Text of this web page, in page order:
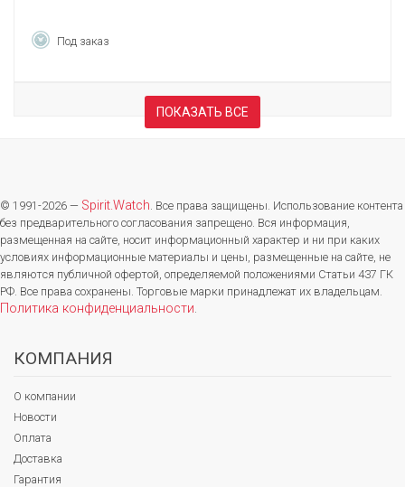
Под заказ
ПОКАЗАТЬ ВСЕ
© 1991-2026 — Spirit.Watch. Все права защищены. Использование контента
без предварительного согласования запрещено. Вся информация,
размещенная на сайте, носит информационный характер и ни при каких
условиях информационные материалы и цены, размещенные на сайте, не
являются публичной офертой, определяемой положениями Статьи 437 ГК
РФ. Все права сохранены. Торговые марки принадлежат их владельцам.
Политика конфиденциальности.
КОМПАНИЯ
О компании
Новости
Оплата
Доставка
Гарантия